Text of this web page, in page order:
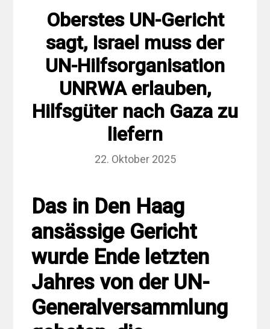
Oberstes UN-Gericht
sagt, Israel muss der
UN-Hilfsorganisation
UNRWA erlauben,
Hilfsgüter nach Gaza zu
liefern
22. Oktober 2025
Das in Den Haag
ansässige Gericht
wurde Ende letzten
Jahres von der UN-
Generalversammlung